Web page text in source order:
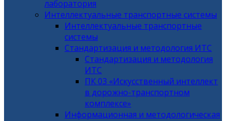
лаборатория
Интеллектуальные транспортные системы
Интеллектуальные транспортные
системы
Стандартизация и методология ИТС
Стандартизация и методология
ИТС
ПК 03 «Искусственный интеллект
в дорожно-транспортном
комплексе»
Информационная и методологическая